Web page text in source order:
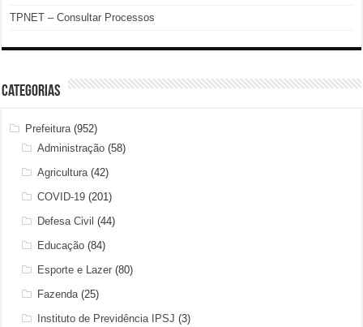
TPNET – Consultar Processos
Categorias
Prefeitura(952)
Administração (58)
Agricultura(42)
COVID-19 (201)
Defesa Civil (44)
Educação (84)
Esporte e Lazer (80)
Fazenda(25)
Instituto de Previdência IPSJ (3)